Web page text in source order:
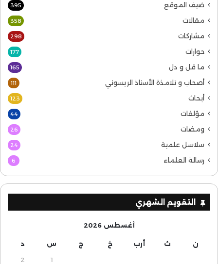
ضيف الموقع 395
مقالات 358
مشاركات 298
حوارات 177
ما قل و دل 165
أصحاب و تلامذة الأستاذ الريسوني 111
أبحاث 123
مؤلفات 44
ومضات 26
سلاسل علمية 24
رسالة العلماء 6
التقويم الشهري
أغسطس 2026
ن ث أرب خ ج س د
1
2